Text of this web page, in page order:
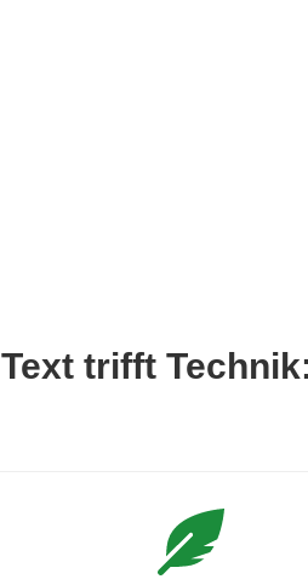
Text trifft